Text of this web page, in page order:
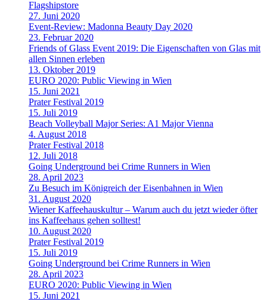
Flagshipstore
27. Juni 2020
Event-Review: Madonna Beauty Day 2020
23. Februar 2020
Friends of Glass Event 2019: Die Eigenschaften von Glas mit
allen Sinnen erleben
13. Oktober 2019
EURO 2020: Public Viewing in Wien
15. Juni 2021
Prater Festival 2019
15. Juli 2019
Beach Volleyball Major Series: A1 Major Vienna
4. August 2018
Prater Festival 2018
12. Juli 2018
Going Underground bei Crime Runners in Wien
28. April 2023
Zu Besuch im Königreich der Eisenbahnen in Wien
31. August 2020
Wiener Kaffeehauskultur – Warum auch du jetzt wieder öfter
ins Kaffeehaus gehen solltest!
10. August 2020
Prater Festival 2019
15. Juli 2019
Going Underground bei Crime Runners in Wien
28. April 2023
EURO 2020: Public Viewing in Wien
15. Juni 2021